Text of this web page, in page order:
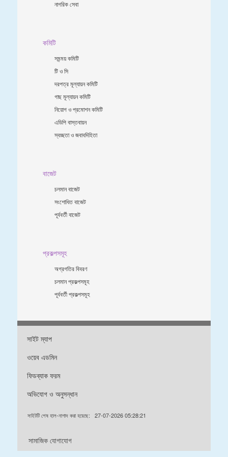
নাগরিক সেবা
কমিটি
সমন্ময় কমিটি
টি ও সি
দরপত্র মূল্যায়ন কমিটি
গাছ মূল্যায়ন কমিটি
নিয়োগ ও প্রমোশন কমিটি
এডিপি বাস্তবায়ন
স্বচ্ছতা ও জবাবদিহিতা
বাজেট
চলমান বাজেট
সংশোধিত বাজেট
পূর্ববর্তী বাজেট
প্রকল্পসমূহ
অগ্রগতির বিবরণ
চলমান প্রকল্পসমূহ
পূর্ববর্তী প্রকল্পসমূহ
সাইট ম্যাপ
ওয়েব এডমিন
ফিডব্যাক ফরম
অভিযোগ ও অনুসন্ধান
সাইটটি শেষ হাল-নাগাদ করা হয়েছে: 27-07-2026 05:28:21
সামাজিক যোগাযোগ